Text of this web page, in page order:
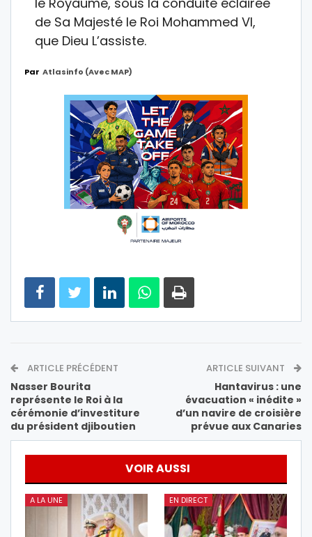
de Sa Majesté le Roi Mohammed VI,
que Dieu L’assiste.
Par Atlasinfo (avec MAP)
ARTICLE PRÉCÉDENT
Nasser Bourita
représente le Roi à la
cérémonie d’investiture
du président djiboutien
ARTICLE SUIVANT
Hantavirus : une
évacuation « inédite »
d’un navire de croisière
prévue aux Canaries
VOIR AUSSI
A LA UNE EN DIRECT